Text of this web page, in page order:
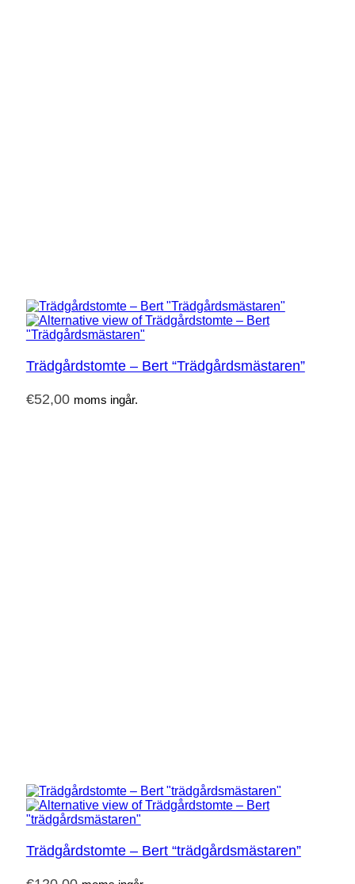
Trädgårdstomte – Bert “Trädgårdsmästaren”
€52,00 moms ingår.
Trädgårdstomte – Bert “trädgårdsmästaren”